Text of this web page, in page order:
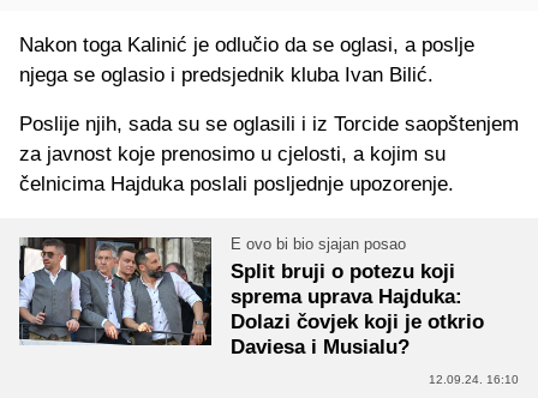
Nakon toga Kalinić je odlučio da se oglasi, a poslje
njega se oglasio i predsjednik kluba Ivan Bilić.
Poslije njih, sada su se oglasili i iz Torcide saopštenjem
za javnost koje prenosimo u cjelosti, a kojim su
čelnicima Hajduka poslali posljednje upozorenje.
E ovo bi bio sjajan posao
Split bruji o potezu koji
sprema uprava Hajduka:
Dolazi čovjek koji je otkrio
Daviesa i Musialu?
12.09.24. 16:10